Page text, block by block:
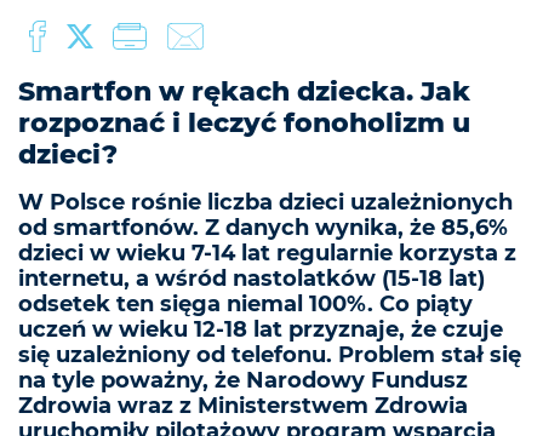
Smartfon w rękach dziecka. Jak
rozpoznać i leczyć fonoholizm u
dzieci?
W Polsce rośnie liczba dzieci uzależnionych
od smartfonów. Z danych wynika, że 85,6%
dzieci w wieku 7-14 lat regularnie korzysta z
internetu, a wśród nastolatków (15-18 lat)
odsetek ten sięga niemal 100%. Co piąty
uczeń w wieku 12-18 lat przyznaje, że czuje
się uzależniony od telefonu. Problem stał się
na tyle poważny, że Narodowy Fundusz
Zdrowia wraz z Ministerstwem Zdrowia